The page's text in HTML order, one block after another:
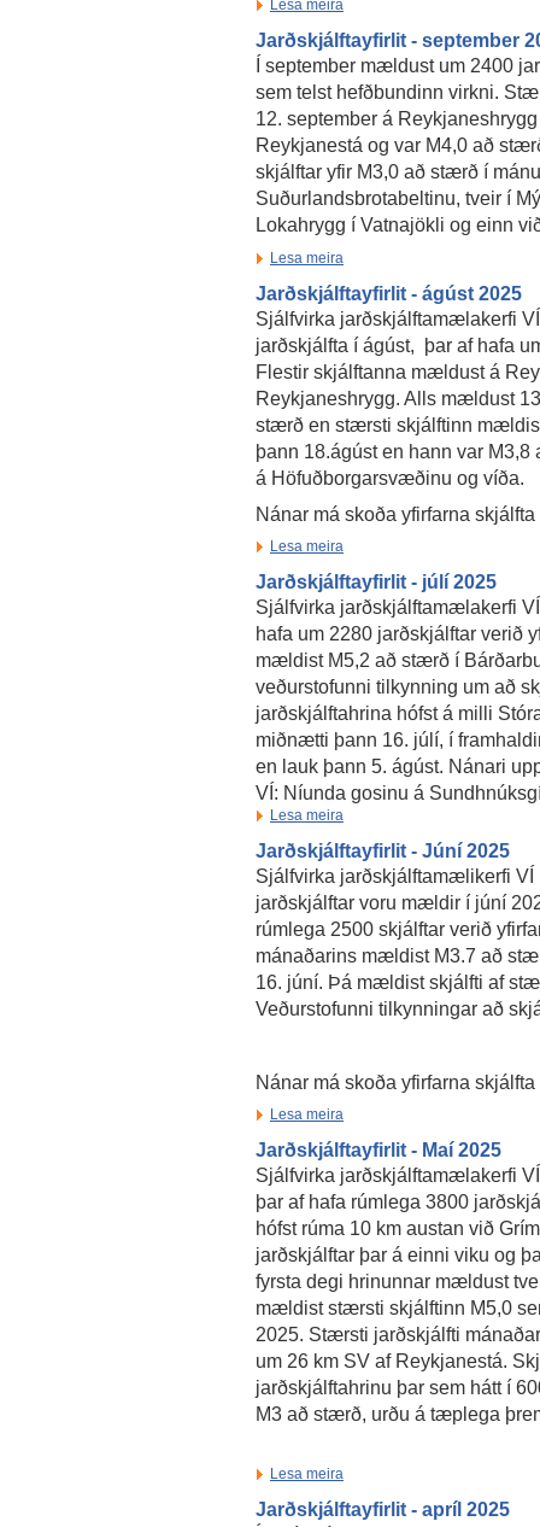
Lesa meira
Jarðskjálftayfirlit - september
Í september mældust um 2400
sem telst hefðbundinn virkni.
12. september á
Reykjanestá og var M4,0 að
skjálftar yfir M3,0 að stærð í
Suðurlandsbrotabeltinu, tveir í
Lokahrygg í Vatnajökli og einn
Lesa meira
Jarðskjálftayfirlit - ágúst 2025
Sjálfvirka jarðskjálftamælakerfi
jarðskjálfta í ágúst, þar af hafa
Flestir skjálftanna mældust á
Reykjaneshrygg. Alls mældust
stærð en stærsti skjálftinn
þann 18.ágúst en hann var
á Höfuðborgarsvæðinu og víða.
Nánar má skoða yfirfarna
Lesa meira
Jarðskjálftayfirlit - júlí 2025
Sjálfvirka jarðskjálftamælakerfi
hafa um 2280 jarðskjálftar verið
mældist M5,2 að stærð í
veðurstofunni tilkynning um að
jarðskjálftahrina hófst á milli
miðnætti þann 16. júlí, í
en lauk þann 5. ágúst. Nánari
VÍ: Níunda gosinu á
Lesa meira
Jarðskjálftayfirlit - Júní 2025
Sjálfvirka jarðskjálftamælikerfi
jarðskjálftar voru mældir í júní
rúmlega 2500 skjálftar verið
mánaðarins mældist M3.7 að
16. júní. Þá mældist skjálfti af
Veðurstofunni tilkynningar að
Nánar má skoða yfirfarna
Lesa meira
Jarðskjálftayfirlit - Maí 2025
Sjálfvirka jarðskjálftamælakerfi
þar af hafa rúmlega 3800
hófst rúma 10 km austan við
jarðskjálftar þar á einni viku og
fyrsta degi hrinunnar mældust
mældist stærsti skjálftinn M5,0
2025. Stærsti jarðskjálfti
um 26 km SV af Reykjanestá.
jarðskjálftahrinu þar sem hátt í
M3 að stærð, urðu á tæplega
Lesa meira
Jarðskjálftayfirlit - apríl 2025